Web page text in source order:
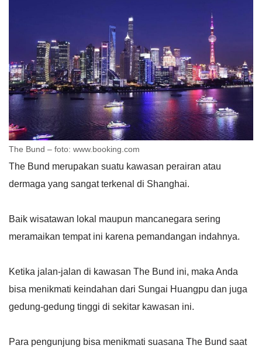
The Bund – foto: www.booking.com
The Bund merupakan suatu kawasan perairan atau
dermaga yang sangat terkenal di Shanghai.
Baik wisatawan lokal maupun mancanegara sering
meramaikan tempat ini karena pemandangan indahnya.
Ketika jalan-jalan di kawasan The Bund ini, maka Anda
bisa menikmati keindahan dari Sungai Huangpu dan juga
gedung-gedung tinggi di sekitar kawasan ini.
Para pengunjung bisa menikmati suasana The Bund saat